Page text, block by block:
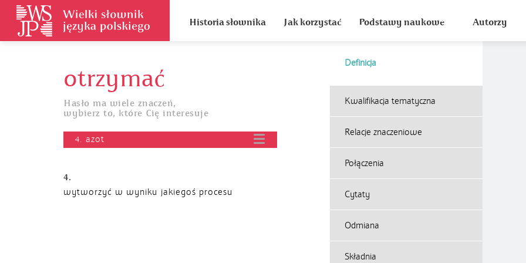
Historia słownika Jak korzystać Podstawy naukowe Autorzy
otrzymać
Hasło ma wiele znaczeń,
wybierz to, które Cię interesuje
4. azot
Definicja
4.
wytworzyć w wyniku jakiegoś procesu
Kwalifikacja tematyczna
Relacje znaczeniowe
Połączenia
Cytaty
Odmiana
Składnia